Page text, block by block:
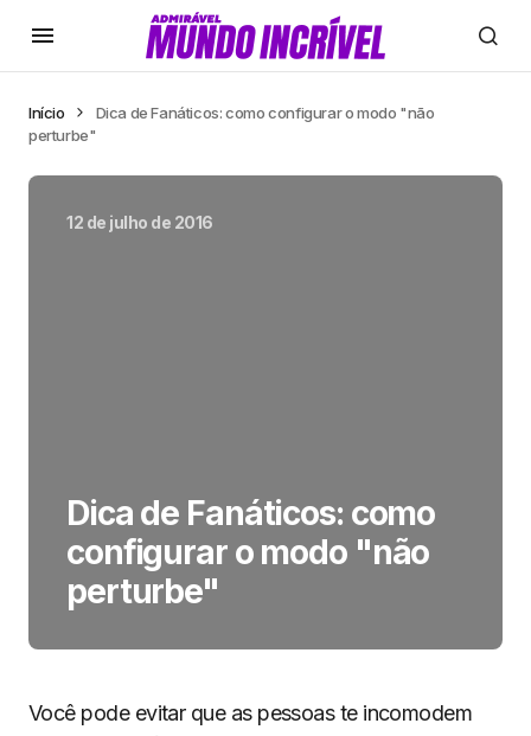
Início
Dica de Fanáticos: como configurar o modo "não
perturbe"
12 de julho de 2016
Dica de Fanáticos: como
configurar o modo "não
perturbe"
Você pode evitar que as pessoas te incomodem